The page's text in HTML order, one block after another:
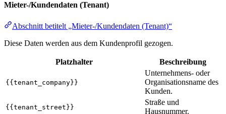
Mieter-/Kundendaten (Tenant)
Abschnitt betitelt „Mieter-/Kundendaten (Tenant)“
Diese Daten werden aus dem Kundenprofil gezogen.
Platzhalter Beschreibung
{{tenant_company}}
Unternehmens- oder
Organisationsname des
Kunden.
{{tenant_street}}
Straße und
Hausnummer.